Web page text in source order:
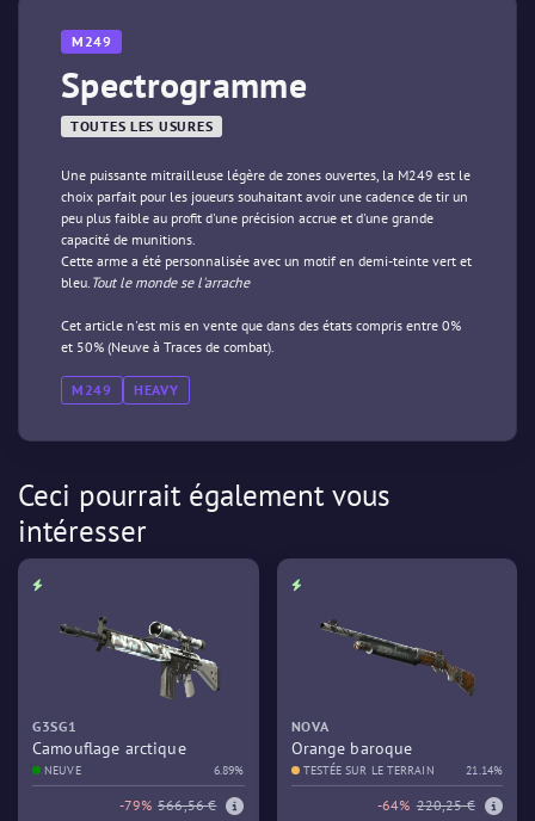
M249
Spectrogramme
TOUTES LES USURES
Une puissante mitrailleuse légère de zones ouvertes, la M249 est le
choix parfait pour les joueurs souhaitant avoir une cadence de tir un
peu plus faible au profit d'une précision accrue et d'une grande
capacité de munitions.
Cette arme a été personnalisée avec un motif en demi-teinte vert et
bleu. Tout le monde se l'arrache
Cet article n'est mis en vente que dans des états compris entre 0%
et 50% (Neuve à Traces de combat).
M249 HEAVY
Ceci pourrait également vous
intéresser
G3SG1
Camouflage arctique
NEUVE 6.89%
-79% 566,56 €
NOVA
Orange baroque
TESTÉE SUR LE TERRAIN 21.14%
-64% 220,25 €